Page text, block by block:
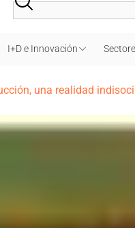
I+D e Innovación
una realidad